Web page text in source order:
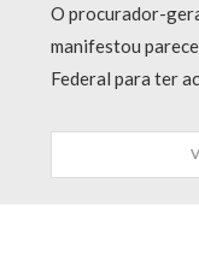
O procurador-
manifestou
Federal para ter